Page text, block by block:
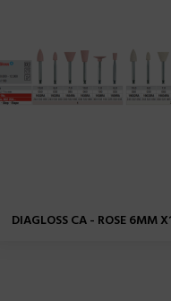
DIAGLOSS CA - ROSE 6MM